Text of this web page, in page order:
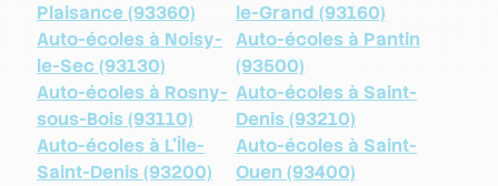
Plaisance (93360)
le-Grand (93160)
Auto-écoles à Noisy-
le-Sec (93130)
Auto-écoles à Pantin
(93500)
Auto-écoles à Rosny-
sous-Bois (93110)
Auto-écoles à Saint-
Denis (93210)
Auto-écoles à L'Île-
Saint-Denis (93200)
Auto-écoles à Saint-
Ouen (93400)